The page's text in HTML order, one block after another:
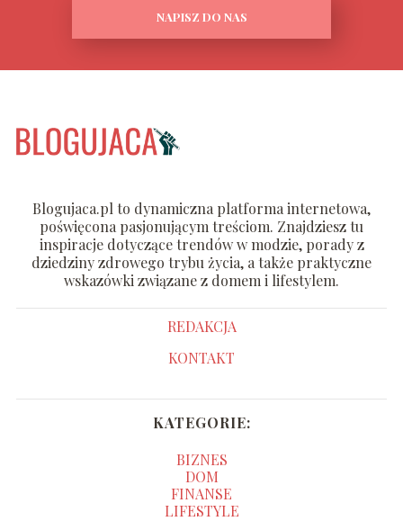
NAPISZ DO NAS
Blogujaca.pl to dynamiczna platforma internetowa,
poświęcona pasjonującym treściom. Znajdziesz tu
inspiracje dotyczące trendów w modzie, porady z
dziedziny zdrowego trybu życia, a także praktyczne
wskazówki związane z domem i lifestylem.
REDAKCJA
KONTAKT
KATEGORIE:
BIZNES
DOM
FINANSE
LIFESTYLE